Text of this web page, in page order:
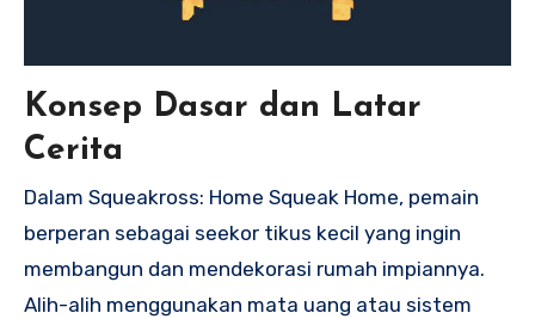
Konsep Dasar dan Latar
Cerita
Dalam Squeakross: Home Squeak Home, pemain
berperan sebagai seekor tikus kecil yang ingin
membangun dan mendekorasi rumah impiannya.
Alih-alih menggunakan mata uang atau sistem